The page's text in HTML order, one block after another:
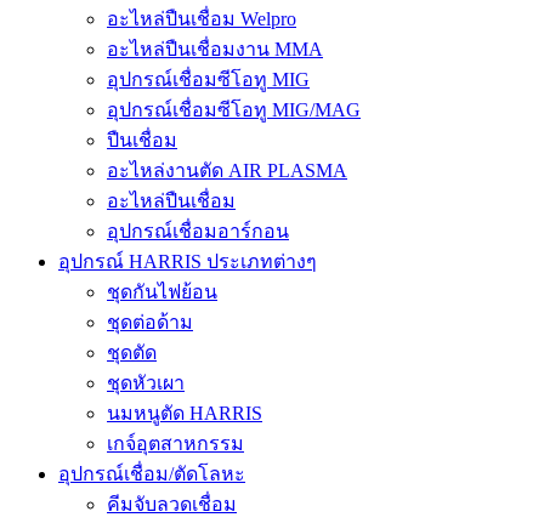
อะไหล่ปืนเชื่อม Welpro
อะไหล่ปืนเชื่อมงาน MMA
อุปกรณ์เชื่อมซีโอทู MIG
อุปกรณ์เชื่อมซีโอทู MIG/MAG
ปืนเชื่อม
อะไหล่งานตัด AIR PLASMA
อะไหล่ปืนเชื่อม
อุปกรณ์เชื่อมอาร์กอน
อุปกรณ์ HARRIS ประเภทต่างๆ
ชุดกันไฟย้อน
ชุดต่อด้าม
ชุดตัด
ชุดหัวเผา
นมหนูตัด HARRIS
เกจ์อุตสาหกรรม
อุปกรณ์เชื่อม/ตัดโลหะ
คีมจับลวดเชื่อม